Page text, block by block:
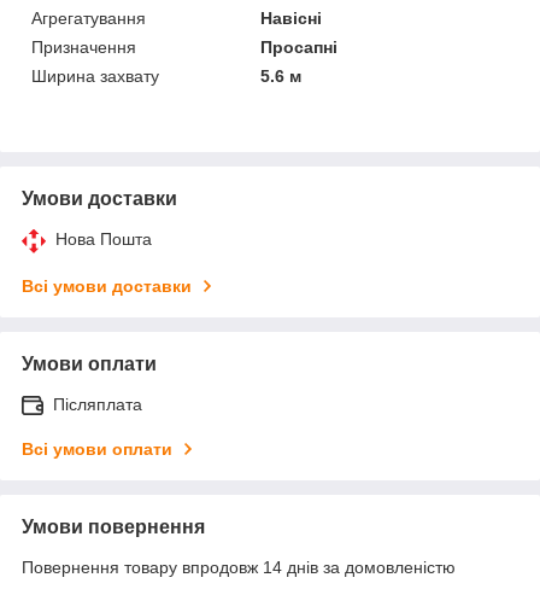
Агрегатування
Навісні
Призначення
Просапні
Ширина захвату
5.6 м
Умови доставки
Нова Пошта
Всі умови доставки
Умови оплати
Післяплата
Всі умови оплати
Умови повернення
Повернення товару впродовж 14 днів за домовленістю